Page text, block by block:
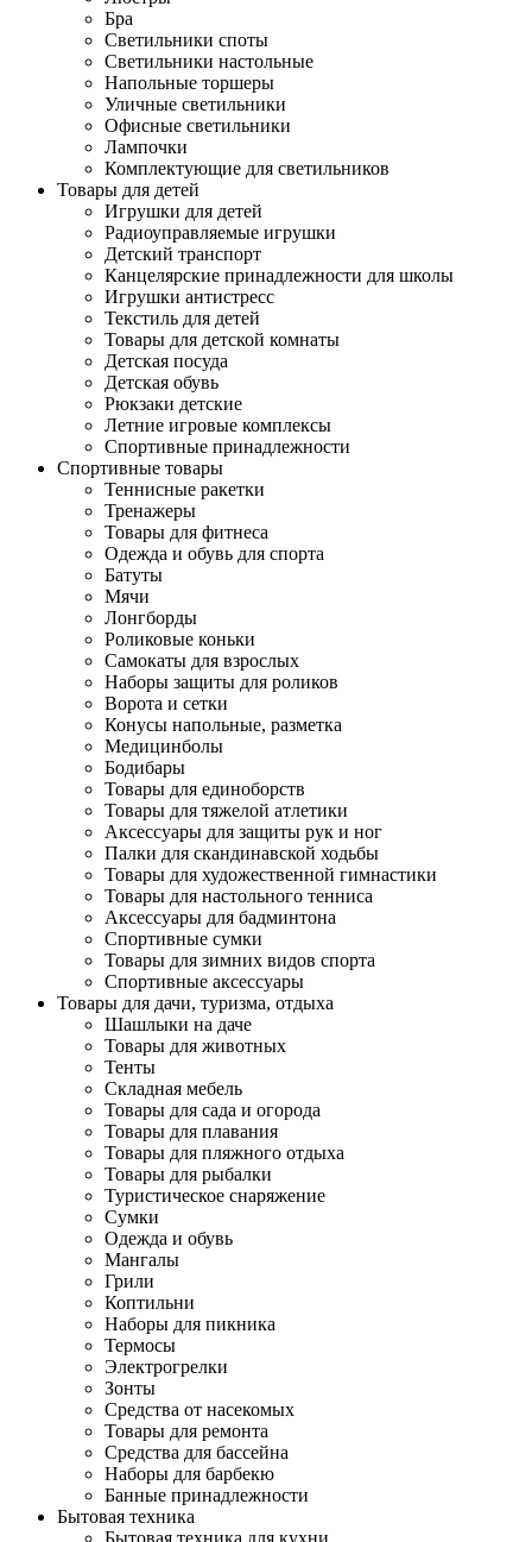
Бра
Светильники споты
Светильники настольные
Напольные торшеры
Уличные светильники
Офисные светильники
Лампочки
Комплектующие для светильников
Товары для детей
Игрушки для детей
Радиоуправляемые игрушки
Детский транспорт
Канцелярские принадлежности для школы
Игрушки антистресс
Текстиль для детей
Товары для детской комнаты
Детская посуда
Детская обувь
Рюкзаки детские
Летние игровые комплексы
Спортивные принадлежности
Спортивные товары
Теннисные ракетки
Тренажеры
Товары для фитнеса
Одежда и обувь для спорта
Батуты
Мячи
Лонгборды
Роликовые коньки
Самокаты для взрослых
Наборы защиты для роликов
Ворота и сетки
Конусы напольные, разметка
Медицинболы
Бодибары
Товары для единоборств
Товары для тяжелой атлетики
Аксессуары для защиты рук и ног
Палки для скандинавской ходьбы
Товары для художественной гимнастики
Товары для настольного тенниса
Аксессуары для бадминтона
Спортивные сумки
Товары для зимних видов спорта
Спортивные аксессуары
Товары для дачи, туризма, отдыха
Шашлыки на даче
Товары для животных
Тенты
Складная мебель
Товары для сада и огорода
Товары для плавания
Товары для пляжного отдыха
Товары для рыбалки
Туристическое снаряжение
Сумки
Одежда и обувь
Мангалы
Грили
Коптильни
Наборы для пикника
Термосы
Электрогрелки
Зонты
Средства от насекомых
Товары для ремонта
Средства для бассейна
Наборы для барбекю
Банные принадлежности
Бытовая техника
Бытовая техника для кухни